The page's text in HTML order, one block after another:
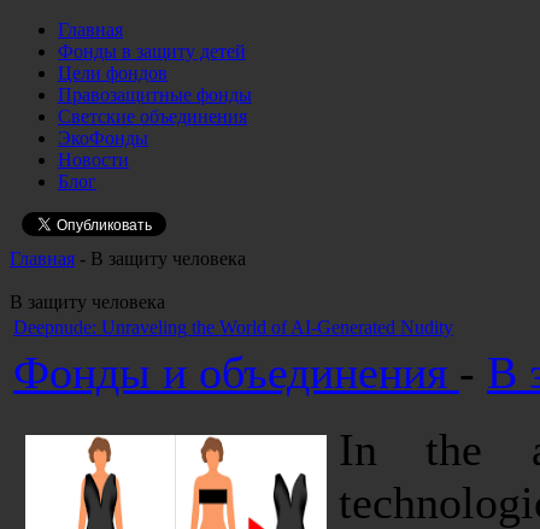
Главная
Фонды в защиту детей
Цели фондов
Правозащитные фонды
Светские объединения
ЭкоФонды
Новости
Блог
Главная - В защиту человека
В защиту человека
Deepnude: Unraveling the World of AI-Generated Nudity
Фонды и объединения - В
In the